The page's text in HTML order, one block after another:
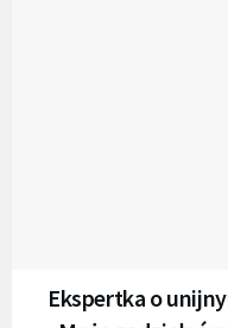
Ekspertka o